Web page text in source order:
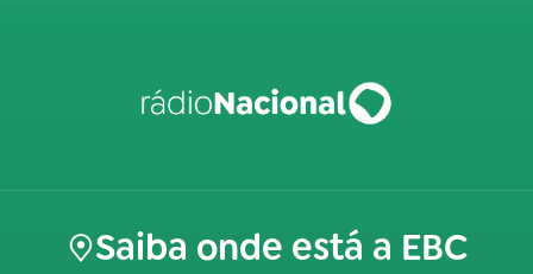
Saiba onde está a EBC